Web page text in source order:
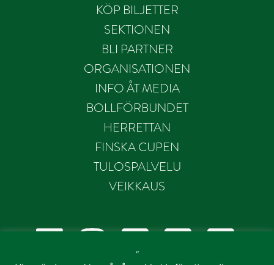
KÖP BILJETTER
SEKTIONEN
BLI PARTNER
ORGANISATIONEN
INFO ÅT MEDIA
BOLLFÖRBUNDET
HERRETTAN
FINSKA CUPEN
TULOSPALVELU
VEIKKAUS
“